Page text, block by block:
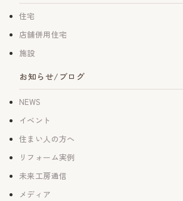
住宅
店舗併用住宅
施設
お知らせ/ブログ
NEWS
イベント
住まい人の方へ
リフォーム実例
未来工房通信
メディア